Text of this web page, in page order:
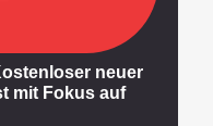
neuer
mit Fokus auf